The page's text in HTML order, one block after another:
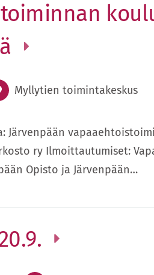
Myllytien toimintakeskus
Järvenpään
ry Ilmoittautumiset:
Opisto ja Järvenpään…